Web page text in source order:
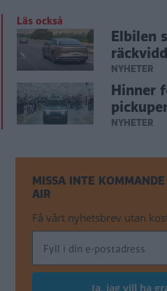
Läs också
Elbilen
NYHETER
Hinner
NYHETER
MISSA INTE
AIR
Få vårt nyhetsbrev utan